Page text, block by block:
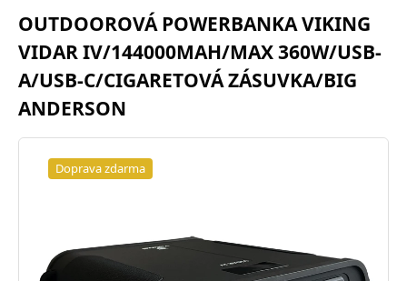
nacházíte:
OUTDOOROVÁ POWERBANKA VIKING
VIDAR IV/144000MAH/MAX 360W/USB-
A/USB-C/CIGARETOVÁ ZÁSUVKA/BIG
ANDERSON
Doprava zdarma